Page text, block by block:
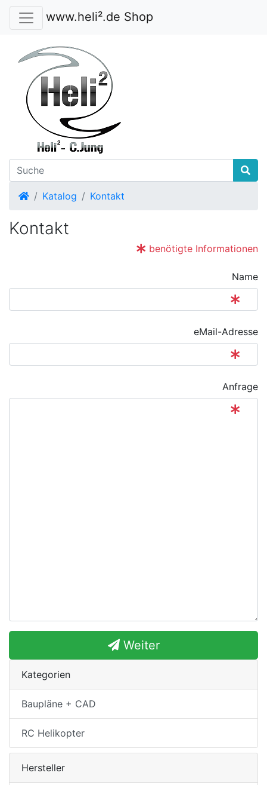
www.heli².de Shop
Startseite
Katalog Kontakt
Kontakt
benötigte Informationen
Name
eMail-Adresse
Anfrage
Weiter
Kategorien
Baupläne + CAD
RC Helikopter
Hersteller